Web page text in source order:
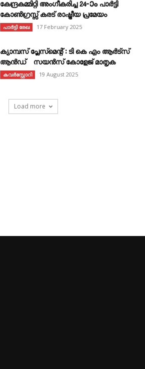
കേന്ദ്രകമ്മിറ്റി അംഗീകരിച്ച 24‐ാം പാർട്ടി
കോൺഗ്രസ്സ് കരട് രാഷ്ട്രീയ പ്രമേയം
പാർട്ടി രേഖ 17 February 2025
ക്യാമ്പസ് പ്ലേസ്മെന്റ് : ടി കെ എം ആർട്സ്
ആൻഡ് സയൻസ് കോളേജ് മാതൃക
കവര്‍സ്റ്റോറി 19 August 2025
Load more